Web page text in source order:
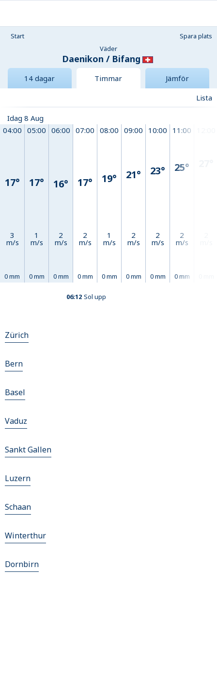
Start
Spara plats
Väder
Daenikon / Bifang
14 dagar Timmar
Jämför
Lista
Idag 8 Aug
04:00
17°
3
m/s
0 mm
05:00
17°
1
m/s
0 mm
06:00
16°
2
m/s
0 mm
07:00
17°
2
m/s
0 mm
08:00
19°
1
m/s
0 mm
09:00
21°
2
m/s
0 mm
10:00
23°
2
m/s
0 mm
11:00
25°
2
m/s
0 mm
06:12 Sol upp
Zürich
Bern
Basel
Vaduz
Sankt Gallen
Luzern
Schaan
Winterthur
Dornbirn